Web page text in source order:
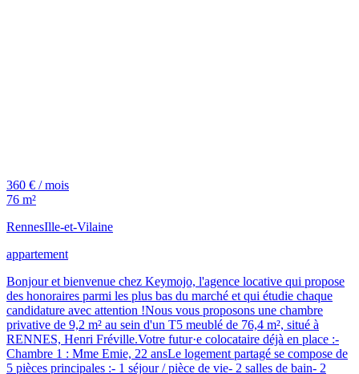
360 € / mois
76 m²
RennesIlle-et-Vilaine
appartement
Bonjour et bienvenue chez Keymojo, l'agence locative qui propose
des honoraires parmi les plus bas du marché et qui étudie chaque
candidature avec attention !Nous vous proposons une chambre
privative de 9,2 m² au sein d'un T5 meublé de 76,4 m², situé à
RENNES, Henri Fréville.Votre futur·e colocataire déjà en place :-
Chambre 1 : Mme Emie, 22 ansLe logement partagé se compose de
5 pièces principales :- 1 séjour / pièce de vie- 2 salles de bain- 2